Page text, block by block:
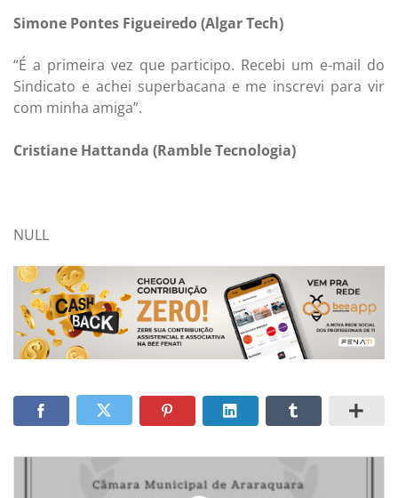
Simone Pontes Figueiredo (Algar Tech)
“É a primeira vez que participo. Recebi um e-mail do
Sindicato e achei superbacana e me inscrevi para vir
com minha amiga”.
Cristiane Hattanda (Ramble Tecnologia)
NULL